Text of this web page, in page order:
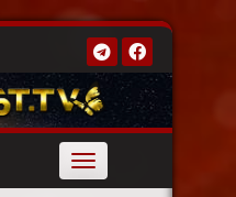
Toggle
navigation